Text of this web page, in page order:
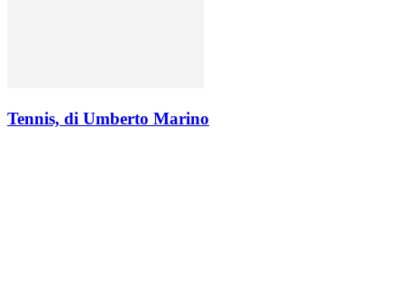
Tennis, di Umberto Marino